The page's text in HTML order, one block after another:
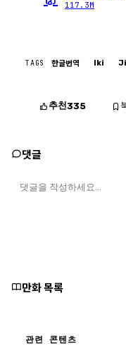
117.3M
TAGS 한글번역 Iki
추천335
댓글
만화 목록
관련 콘텐츠